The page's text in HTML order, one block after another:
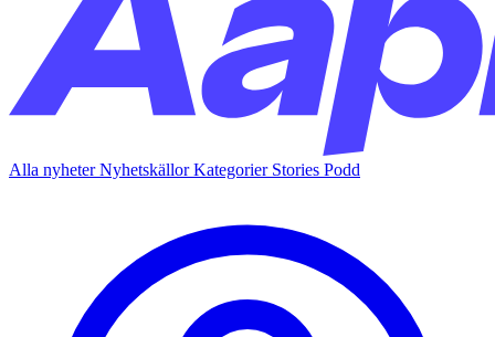
Alla nyheterNyhetskällorKategorier Stories Podd